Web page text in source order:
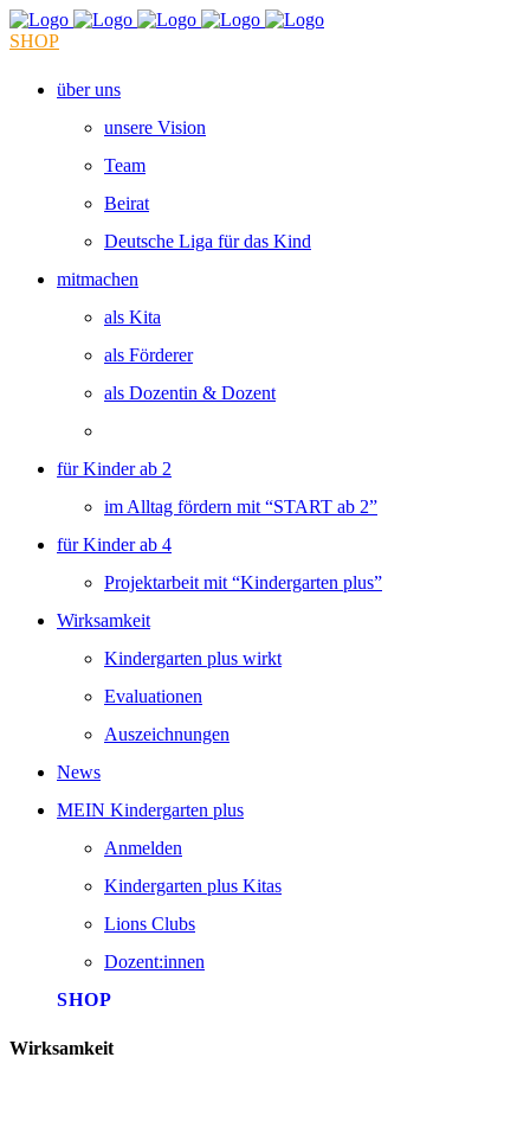
SHOP
über uns
unsere Vision
Team
Beirat
Deutsche Liga für das Kind
mitmachen
als Kita
als Förderer
als Dozentin & Dozent
für Kinder ab 2
im Alltag fördern mit “START ab 2”
für Kinder ab 4
Projektarbeit mit “Kindergarten plus”
Wirksamkeit
Kindergarten plus wirkt
Evaluationen
Auszeichnungen
News
MEIN Kindergarten plus
Anmelden
Kindergarten plus Kitas
Lions Clubs
Dozent:innen
SHOP
Wirksamkeit